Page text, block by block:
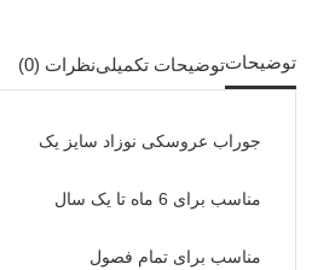
توضیحاتتوضیحات تکمیلینظرات (0)
جوراب عروسکی نوزاد سایز یک
مناسب برای 6 ماه تا یک سال
مناسب برای تمام فصول